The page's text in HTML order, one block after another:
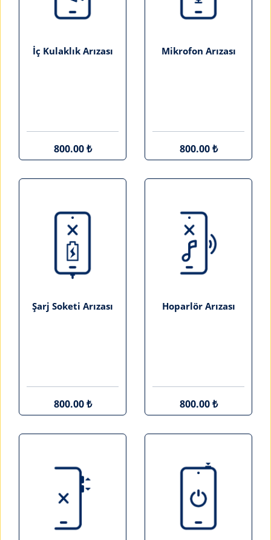
İç Kulaklık Arızası
800.00 ₺
Mikrofon Arızası
800.00 ₺
Şarj Soketi Arızası
800.00 ₺
Hoparlör Arızası
800.00 ₺